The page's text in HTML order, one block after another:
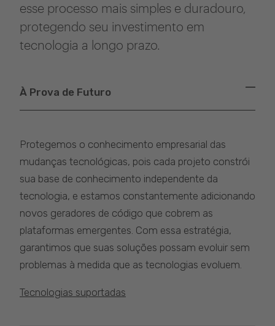
esse processo mais simples e duradouro,
protegendo seu investimento em
tecnologia a longo prazo.
À Prova de Futuro
Protegemos o conhecimento empresarial das
mudanças tecnológicas, pois cada projeto constrói
sua base de conhecimento independente da
tecnologia, e estamos constantemente adicionando
novos geradores de código que cobrem as
plataformas emergentes. Com essa estratégia,
garantimos que suas soluções possam evoluir sem
problemas à medida que as tecnologias evoluem.
Tecnologias suportadas